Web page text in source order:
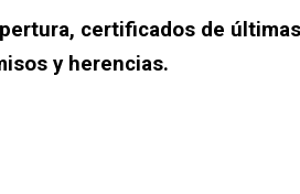
certificados de últimas
y herencias.